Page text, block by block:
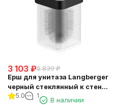
3 103 ₽6 830 ₽
Ерш для унитаза Langberger
черный стеклянный к стене
квадратный 11325A-BP
5.0 1
В наличии